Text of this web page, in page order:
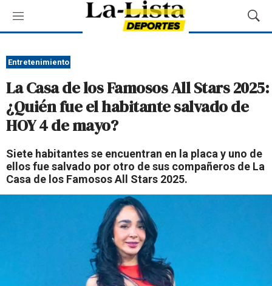
M
e
ú
M
o
a
r
q
u
e
Entretenimiento
La Casa de los Famosos All Stars 2025:
¿Quién fue el habitante salvado de
HOY 4 de mayo?
Siete habitantes se encuentran en la placa y uno de
ellos fue salvado por otro de sus compañeros de La
Casa de los Famosos All Stars 2025.